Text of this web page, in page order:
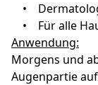
•
• Für alle
Anwendung:
Morgens und
Augenpartie